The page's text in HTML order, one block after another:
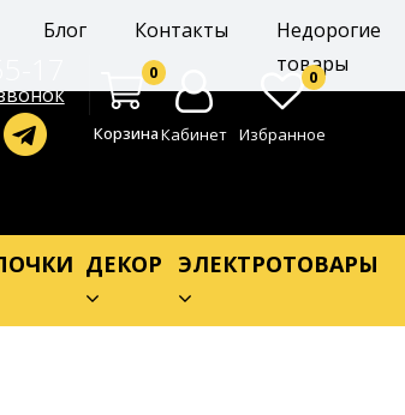
Блог Контакты
Недорогие
товары
17 0
КорзинаКабинет
0
Избранное
ДЕКОР ЭЛЕКТРОТОВАРЫ